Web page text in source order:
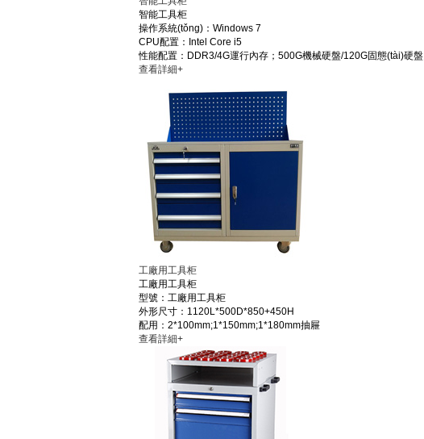
智能工具柜
操作系統(tǒng)：Windows 7
CPU配置：Intel Core i5
性能配置：DDR3/4G運行內存；500G機械硬盤/120G固態(tài)硬盤
查看詳細+
工廠用工具柜
工廠用工具柜
型號：工廠用工具柜
外形尺寸：1120L*500D*850+450H
配用：2*100mm;1*150mm;1*180mm抽屜
查看詳細+